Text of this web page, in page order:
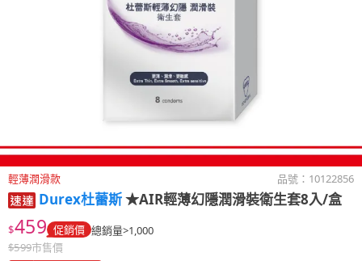
輕薄潤滑款 品號： 10122856
Durex杜蕾斯★AIR輕薄幻隱潤滑裝衛生套8入/盒
$459 促銷價 總銷量>1,000
$599市售價